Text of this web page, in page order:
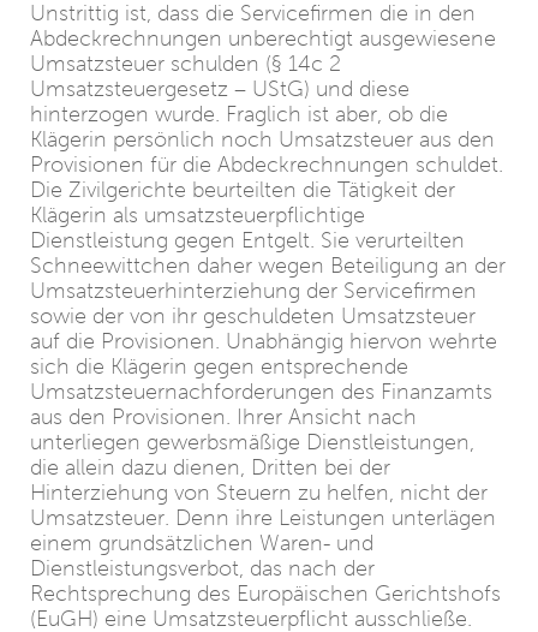
Unstrittig ist, dass die Servicefirmen die in den
Abdeckrechnungen unberechtigt ausgewiesene
Umsatzsteuer schulden (§ 14c 2
Umsatzsteuergesetz – UStG) und diese
hinterzogen wurde. Fraglich ist aber, ob die
Klägerin persönlich noch Umsatzsteuer aus den
Provisionen für die Abdeckrechnungen schuldet.
Die Zivilgerichte beurteilten die Tätigkeit der
Klägerin als umsatzsteuerpflichtige
Dienstleistung gegen Entgelt. Sie verurteilten
Schneewittchen daher wegen Beteiligung an der
Umsatzsteuerhinterziehung der Servicefirmen
sowie der von ihr geschuldeten Umsatzsteuer
auf die Provisionen. Unabhängig hiervon wehrte
sich die Klägerin gegen entsprechende
Umsatzsteuernachforderungen des Finanzamts
aus den Provisionen. Ihrer Ansicht nach
unterliegen gewerbsmäßige Dienstleistungen,
die allein dazu dienen, Dritten bei der
Hinterziehung von Steuern zu helfen, nicht der
Umsatzsteuer. Denn ihre Leistungen unterlägen
einem grundsätzlichen Waren- und
Dienstleistungsverbot, das nach der
Rechtsprechung des Europäischen Gerichtshofs
(EuGH) eine Umsatzsteuerpflicht ausschließe.